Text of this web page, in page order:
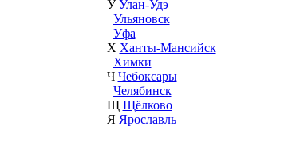
У Улан-Удэ
Ульяновск
Уфа
Х Ханты-Мансийск
Химки
Ч Чебоксары
Челябинск
Щ Щёлково
Я Ярославль